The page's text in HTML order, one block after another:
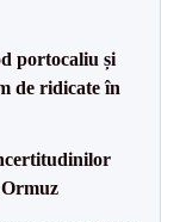
portocaliu și
de ridicate în